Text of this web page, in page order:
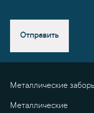
Отправить
Металлические
Металлические